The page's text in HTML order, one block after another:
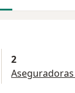
2